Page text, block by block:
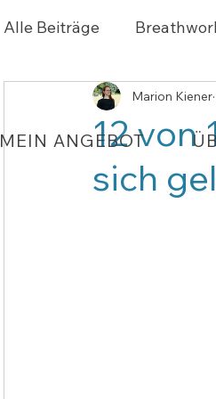
MEIN ANGEBOT
Alle Beiträge
12 von
sich
Marion Kiener